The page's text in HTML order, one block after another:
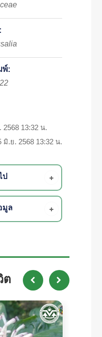
พ์:
2568 13:32 น.
มิ.ย. 2568 13:32 น.
ป
มูล
ต